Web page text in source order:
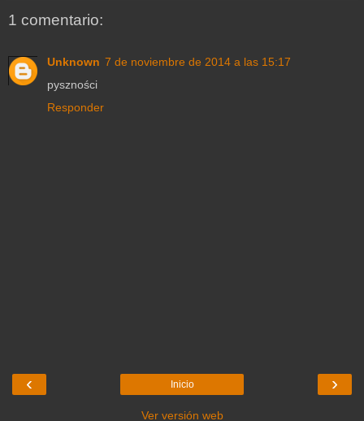
1 comentario:
Unknown 7 de noviembre de 2014 a las 15:17
pyszności
Responder
‹ ›
Inicio
Ver versión web